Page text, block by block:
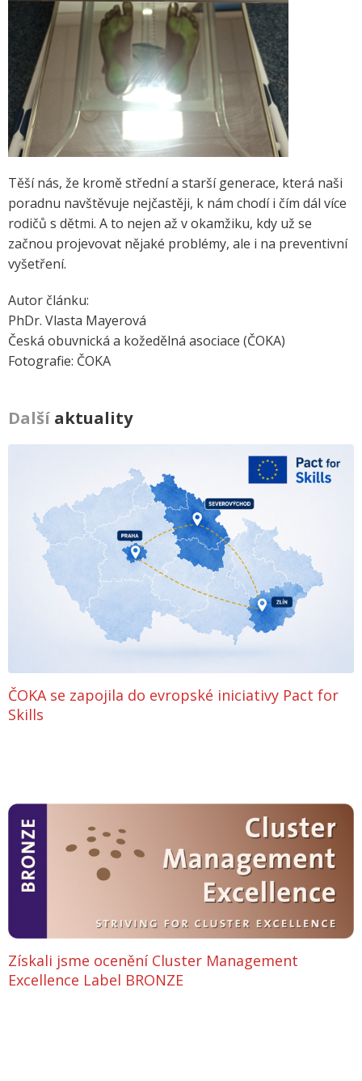
Těší nás, že kromě střední a starší generace, která naši
poradnu navštěvuje nejčastěji, k nám chodí i čím dál více
rodičů s dětmi. A to nejen až v okamžiku, kdy už se
začnou projevovat nějaké problémy, ale i na preventivní
vyšetření.
Autor článku:
PhDr. Vlasta Mayerová
Česká obuvnická a kožedělná asociace (ČOKA)
Fotografie: ČOKA
Další aktuality
ČOKA se zapojila do evropské iniciativy Pact for
Skills
Získali jsme ocenění Cluster Management
Excellence Label BRONZE